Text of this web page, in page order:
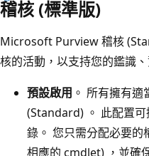
稽核 (標準版)
Microsoft Purview 稽核
核的活動，以支持您的鑑識
預設啟用 。 所有擁有
(Standard) 。 此配置
錄。 您只需分配必要的
相應的 cmdlet) ，並確